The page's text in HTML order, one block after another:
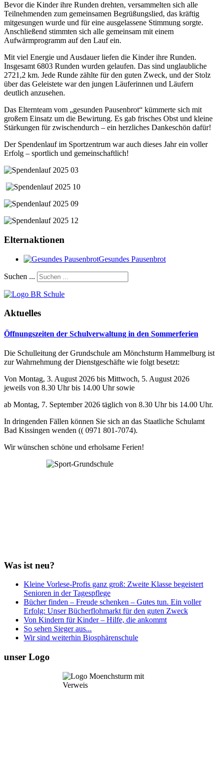
Bevor die Kinder ihre Runden drehten, versammelten sich alle
Teilnehmenden zum gemeinsamen Begrüßungslied, das kräftig
mitgesungen wurde und für eine ausgelassene Stimmung sorgte.
Anschließend stimmten sich alle gemeinsam mit einem
Aufwärmprogramm auf den Lauf ein.
Mit viel Energie und Ausdauer liefen die Kinder ihre Runden.
Insgesamt 6803 Runden wurden gelaufen. Das sind unglaubliche
2721,2 km. Jede Runde zählte für den guten Zweck, und der Stolz
über das Geleistete war den jungen Läuferinnen und Läufern
deutlich anzusehen.
Das Elternteam vom „gesunden Pausenbrot“ kümmerte sich mit
großem Einsatz um die Bewirtung. Es gab frisches Obst und kleine
Stärkungen für zwischendurch – ein herzliches Dankeschön dafür!
Der Spendenlauf im Sportzentrum war auch dieses Jahr ein voller
Erfolg – sportlich und gemeinschaftlich!
Elternaktionen
Gesundes Pausenbrot
Suchen ...
Aktuelles
Öffnungszeiten der Schulverwaltung in den Sommerferien
Die Schulleitung der Grundschule am Mönchsturm Hammelburg ist
zur Wahrnehmung der Dienstgeschäfte wie folgt besetzt:
Von Montag, 3. August 2026 bis Mittwoch, 5. August 2026
jeweils von 8.30 Uhr bis 14.00 Uhr sowie
ab Montag, 7. September 2026 täglich von 8.30 Uhr bis 14.00 Uhr.
In dringenden Fällen können Sie sich an das Staatliche Schulamt
Bad Kissingen wenden (( 0971 801-7074).
Wir wünschen schöne und erholsame Ferien!
Was ist neu?
Kleine Vorlese-Profis ganz groß: Zweite Klasse begeistert
Senioren in der Tagespflege
Bücher finden – Freude schenken – Gutes tun. Ein voller
Erfolg: Unser Bücherflohmarkt für den guten Zweck
Von Kindern für Kinder – Hilfe, die ankommt
So sehen Sieger aus...
Wir sind weiterhin Biosphärenschule
unser Logo